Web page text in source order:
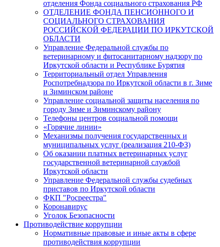
отделения Фонда социального страхования РФ
ОТДЕЛЕНИЕ ФОНДА ПЕНСИОННОГО И
СОЦИАЛЬНОГО СТРАХОВАНИЯ
РОССИЙСКОЙ ФЕДЕРАЦИИ ПО ИРКУТСКОЙ
ОБЛАСТИ
Управление Федеральной службы по
ветеринарному и фитосанитарному надзору по
Иркутской области и Республике Бурятия
Территориальный отдел Управления
Роспотребнадзора по Иркутской области в г. Зиме
и Зиминском районе
Управление социальной защиты населения по
городу Зиме и Зиминскому району
Телефоны центров социальной помощи
«Горячие линии»
Механизмы получения государственных и
муниципальных услуг (реализация 210-ФЗ)
Об оказании платных ветеринарных услуг
государственной ветеринарной службой
Иркутской области
Управление Федеральной службы судебных
приставов по Иркутской области
ФКП "Росреестра"
Коронавирус
Уголок Безопасности
Противодействие коррупции
Нормативные правовые и иные акты в сфере
противодействия коррупции